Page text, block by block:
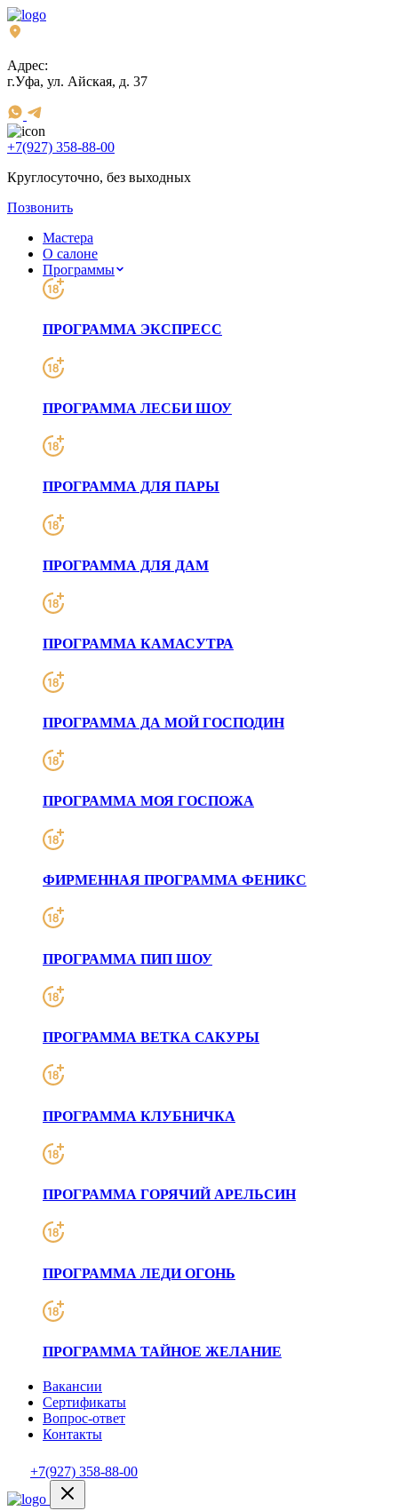
Адрес:
г.Уфа, ул. Айская, д. 37
+7(927) 358-88-00
Круглосуточно, без выходных
Позвонить
Мастера
О салоне
Программы
ПРОГРАММА ЭКСПРЕСС
ПРОГРАММА ЛЕСБИ ШОУ
ПРОГРАММА ДЛЯ ПАРЫ
ПРОГРАММА ДЛЯ ДАМ
ПРОГРАММА КАМАСУТРА
ПРОГРАММА ДА МОЙ ГОСПОДИН
ПРОГРАММА МОЯ ГОСПОЖА
ФИРМЕННАЯ ПРОГРАММА ФЕНИКС
ПРОГРАММА ПИП ШОУ
ПРОГРАММА ВЕТКА САКУРЫ
ПРОГРАММА КЛУБНИЧКА
ПРОГРАММА ГОРЯЧИЙ АРЕЛЬСИН
ПРОГРАММА ЛЕДИ ОГОНЬ
ПРОГРАММА ТАЙНОЕ ЖЕЛАНИЕ
Вакансии
Сертификаты
Вопрос-ответ
Контакты
+7(927) 358-88-00